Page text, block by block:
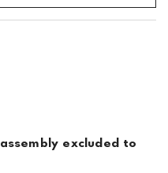
assembly excluded to